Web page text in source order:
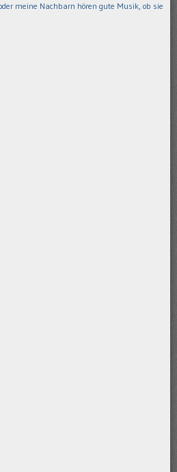
meine Nachbarn hören gute Musik, ob sie